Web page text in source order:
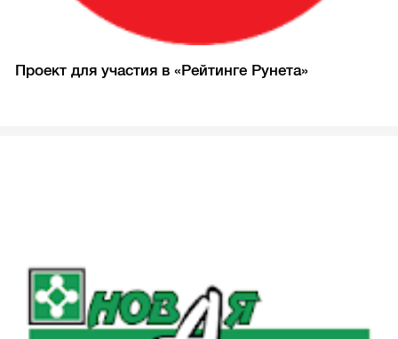
Проект для участия в «Рейтинге Рунета»